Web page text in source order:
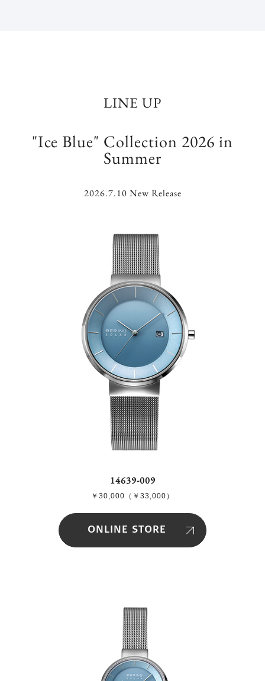
LINE UP
"Ice Blue" Collection 2026 in
Summer
2026.7.10 New Release
14639-009
￥30,000（￥33,000）
ONLINE STORE